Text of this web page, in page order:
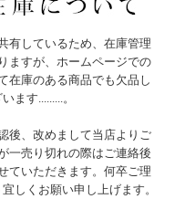
有しているため、在庫管理
ますが、ホームページでの
在庫のある商品でも欠品し
ます.........。
後、改めまして当店よりご
一売り切れの際はご連絡後
ていただきます。何卒ご理
しくお願い申し上げます。